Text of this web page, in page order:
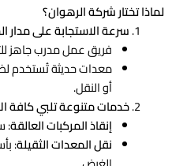
لماذا تختار شركة الرهوان؟
سرعة الاستجابة على مدار
فريق عمل مدرب جاهز
معدات حديثة تُستخدم
أو النقل.
خدمات متنوعة تلبي كافة
إنقاذ المركبات العالقة:
نقل المعدات الثقيلة: